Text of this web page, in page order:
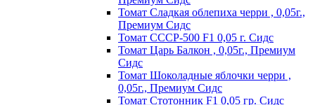
Томат Сладкая облепиха черри , 0,05г.,
Премиум Сидс
Томат СССР-500 F1 0,05 г. Сидс
Томат Царь Балкон , 0,05г., Премиум
Сидс
Томат Шоколадные яблочки черри ,
0,05г., Премиум Сидс
Томат Стотонник F1 0,05 гр. Сидс